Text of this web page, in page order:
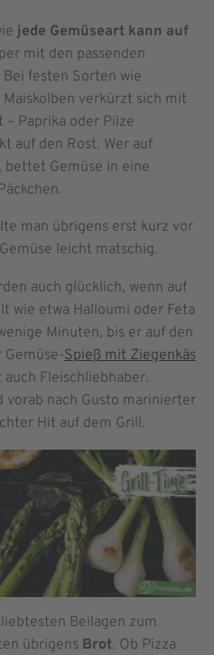
jede Gemüseart kann auf
mit den passenden
festen Sorten wie
verkürzt sich mit
– Paprika oder Pilze
auf den Rost. Wer auf
bettet Gemüse in eine
man übrigens erst kurz vor
leicht matschig.
auch glücklich, wenn auf
wie etwa Halloumi oder Feta
Minuten, bis er auf den
Gemüse-Spieß mit Ziegenkäs
Fleischliebhaber.
vorab nach Gusto marinierter
Hit auf dem Grill.
Beilagen zum
übrigens Brot. Ob Pizza